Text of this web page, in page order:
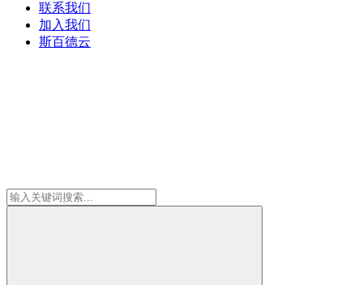
联系我们
加入我们
斯百德云